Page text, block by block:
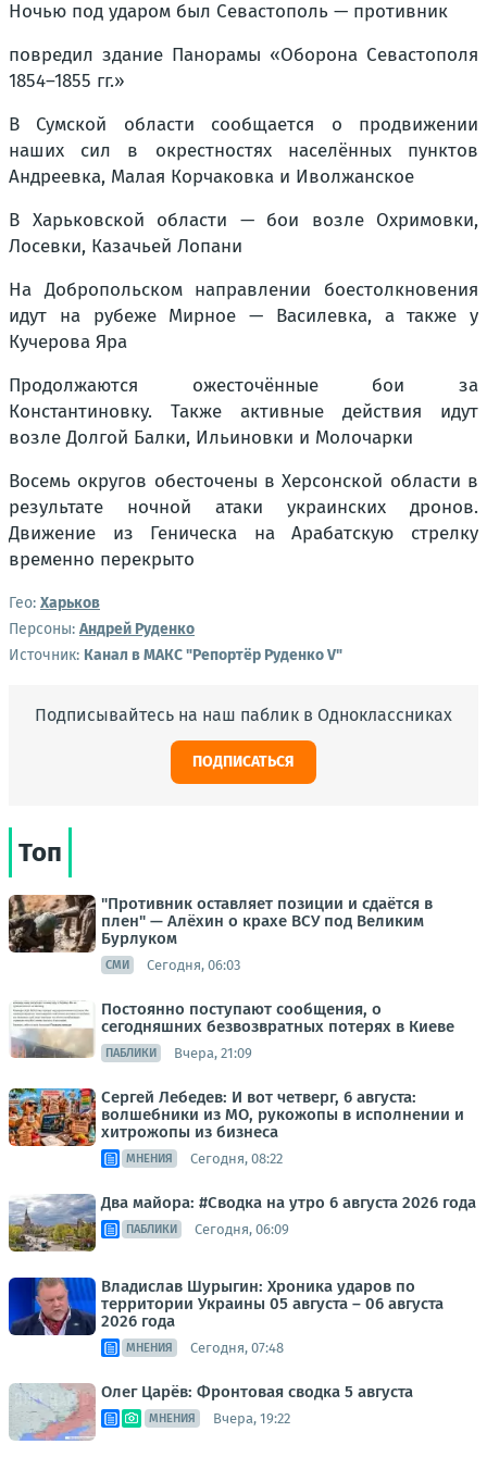
Ночью под ударом был Севастополь — противник
повредил здание Панорамы «Оборона Севастополя
1854–1855 гг.»
В Сумской области сообщается о продвижении
наших сил в окрестностях населённых пунктов
Андреевка, Малая Корчаковка и Иволжанское
В Харьковской области — бои возле Охримовки,
Лосевки, Казачьей Лопани
На Добропольском направлении боестолкновения
идут на рубеже Мирное — Василевка, а также у
Кучерова Яра
Продолжаются ожесточённые бои за
Константиновку. Также активные действия идут
возле Долгой Балки, Ильиновки и Молочарки
Восемь округов обесточены в Херсонской области в
результате ночной атаки украинских дронов.
Движение из Геническа на Арабатскую стрелку
временно перекрыто
Гео: Харьков
Персоны: Андрей Руденко
Источник: Канал в МАКС "Репортёр Руденко V"
Подписывайтесь на наш паблик в Одноклассниках
ПОДПИСАТЬСЯ
Топ
"Противник оставляет позиции и сдаётся в
плен" — Алёхин о крахе ВСУ под Великим
Бурлуком
СМИ Сегодня, 06:03
Постоянно поступают сообщения, о
сегодняшних безвозвратных потерях в Киеве
ПАБЛИКИ Вчера, 21:09
Сергей Лебедев: И вот четверг, 6 августа:
волшебники из МО, рукожопы в исполнении и
хитрожопы из бизнеса
МНЕНИЯ Сегодня, 08:22
Два майора: #Сводка на утро 6 августа 2026 года
ПАБЛИКИ Сегодня, 06:09
Владислав Шурыгин: Хроника ударов по
территории Украины 05 августа – 06 августа
2026 года
МНЕНИЯ Сегодня, 07:48
Олег Царёв: Фронтовая сводка 5 августа
МНЕНИЯ Вчера, 19:22